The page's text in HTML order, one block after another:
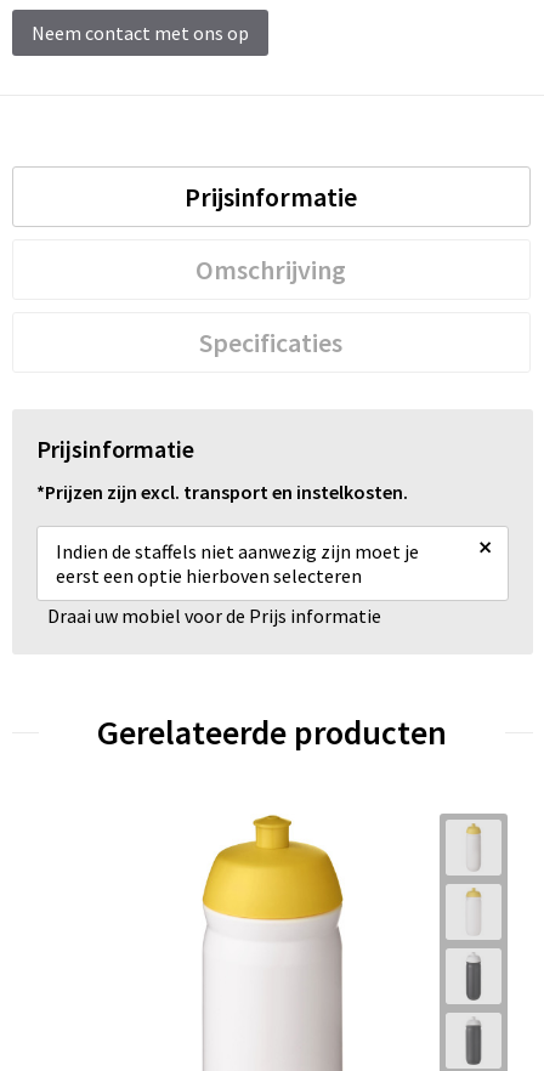
Neem contact met ons op
Prijsinformatie
Omschrijving
Specificaties
Prijsinformatie
*Prijzen zijn excl. transport en instelkosten.
Indien de staffels niet aanwezig zijn moet je
eerst een optie hierboven selecteren
×
Draai uw mobiel voor de Prijs informatie
Gerelateerde producten